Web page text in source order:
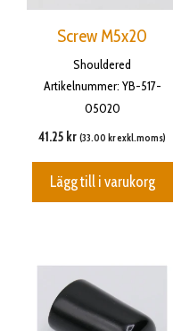
Screw M5x20
Shouldered
Artikelnummer: YB-517-
05020
41.25 kr (33.00 krexkl.moms)
Lägg till i varukorg